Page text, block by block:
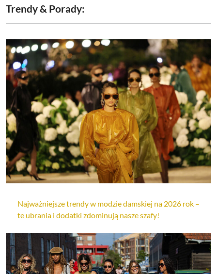
Trendy & Porady:
Najważniejsze trendy w modzie damskiej na 2026 rok –
te ubrania i dodatki zdominują nasze szafy!